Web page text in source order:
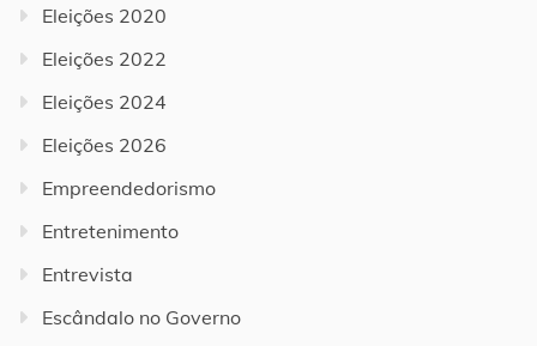
Eleições 2020
Eleições 2022
Eleições 2024
Eleições 2026
Empreendedorismo
Entretenimento
Entrevista
Escândalo no Governo